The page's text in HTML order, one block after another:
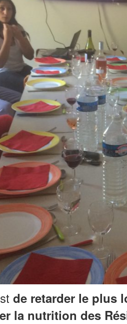
de retarder le plus
la nutrition des